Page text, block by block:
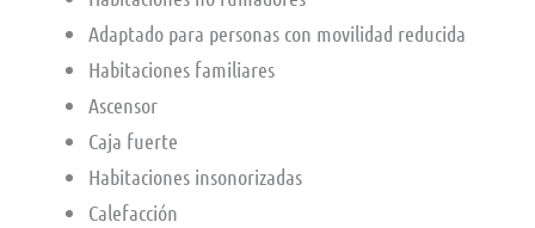
Adaptado para personas con movilidad reducida
Habitaciones familiares
Ascensor
Caja fuerte
Habitaciones insonorizadas
Calefacción